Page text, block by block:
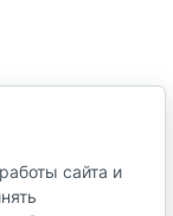
сайта и